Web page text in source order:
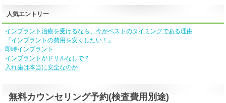
人気エントリー
インプラント治療を受けるなら、今がベストのタイミングである理由
『インプラントの費用を安くしたい！』
即時インプラント
インプラントがドリルなしで？
入れ歯は本当に安全なのか
無料カウンセリング予約(検査費用別途)